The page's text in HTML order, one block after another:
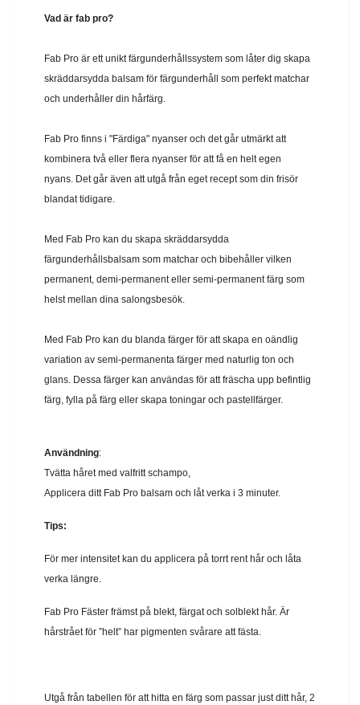
Vad är fab pro?
Fab Pro är ett unikt färgunderhållssystem som låter dig skapa
skräddarsydda balsam för färgunderhåll som perfekt matchar
och underhåller din hårfärg.
Fab Pro finns i "Färdiga" nyanser och det går utmärkt att
kombinera två eller flera nyanser för att få en helt egen
nyans. Det går även att utgå från eget recept som din frisör
blandat tidigare.
Med Fab Pro kan du skapa skräddarsydda
färgunderhållsbalsam som matchar och bibehåller vilken
permanent, demi-permanent eller semi-permanent färg som
helst mellan dina salongsbesök.
Med Fab Pro kan du blanda färger för att skapa en oändlig
variation av semi-permanenta färger med naturlig ton och
glans. Dessa färger kan användas för att fräscha upp befintlig
färg, fylla på färg eller skapa toningar och pastellfärger.
Användning:
Tvätta håret med valfritt schampo,
Applicera ditt Fab Pro balsam och låt verka i 3 minuter.
Tips:
För mer intensitet kan du applicera på torrt rent hår och låta
verka längre.
Fab Pro Fäster främst på blekt, färgat och solblekt hår. Är
hårstrået för ”helt” har pigmenten svårare att fästa.
Utgå från tabellen för att hitta en färg som passar just ditt hår, 2